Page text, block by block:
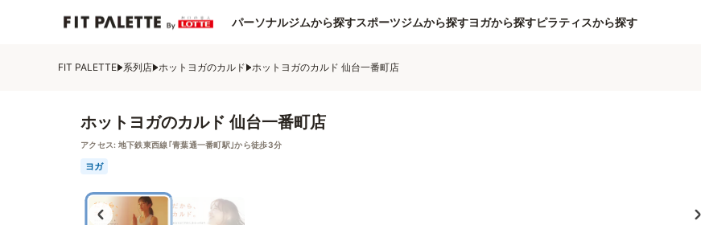
パーソナルジムから探すスポーツジムから探すヨガから探すピラティスから探す
FIT PALETTE 系列店 ホットヨガのカルド ホットヨガのカルド 仙台一番町店
ホットヨガのカルド 仙台一番町店
アクセス: 地下鉄東西線｢青葉通一番町駅｣から徒歩3分
ヨガ